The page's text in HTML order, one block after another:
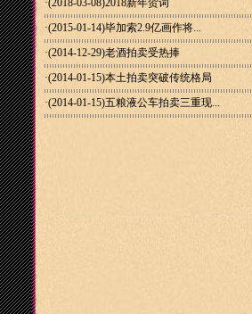
·(2018-03-08)2018新年贺词
·(2015-01-14)毕加索2.9亿画作将...
·(2014-12-29)老酒拍卖受热捧
·(2014-01-15)本土拍卖突破传统格局
·(2014-01-15)五粮液公车拍卖三重现...